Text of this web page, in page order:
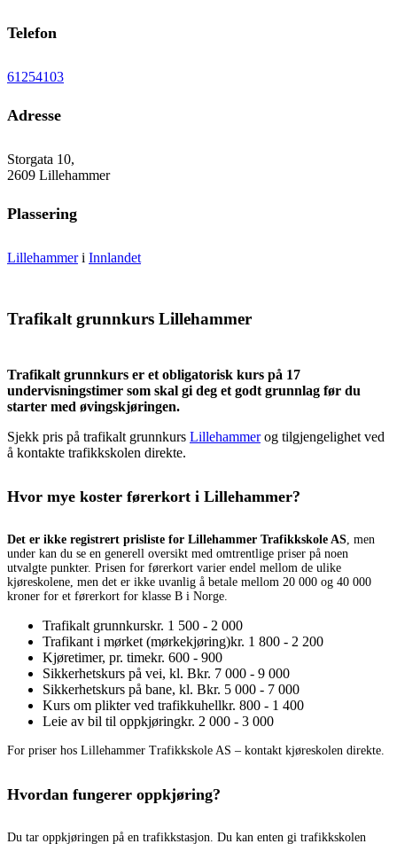
Telefon
61254103
Adresse
Storgata 10,
2609 Lillehammer
Plassering
Lillehammeri Innlandet
Trafikalt grunnkurs Lillehammer
Trafikalt grunnkurs er et obligatorisk kurs på 17
undervisningstimer som skal gi deg et godt grunnlag før du
starter med øvingskjøringen.
Sjekk pris på trafikalt grunnkurs Lillehammerog tilgjengelighet ved
å kontakte trafikkskolen direkte.
Hvor mye koster førerkort i Lillehammer?
Det er ikke registrert prisliste for Lillehammer Trafikkskole AS, men
under kan du se en generell oversikt med omtrentlige priser på noen
utvalgte punkter. Prisen for førerkort varier endel mellom de ulike
kjøreskolene, men det er ikke uvanlig å betale mellom 20 000 og 40 000
kroner for et førerkort for klasse B i Norge.
Trafikalt grunnkurskr. 1 500 - 2 000
Trafikant i mørket (mørkekjøring)kr. 1 800 - 2 200
Kjøretimer, pr. timekr. 600 - 900
Sikkerhetskurs på vei, kl. Bkr. 7 000 - 9 000
Sikkerhetskurs på bane, kl. Bkr. 5 000 - 7 000
Kurs om plikter ved trafikkuhellkr. 800 - 1 400
Leie av bil til oppkjøringkr. 2 000 - 3 000
For priser hos Lillehammer Trafikkskole AS – kontakt kjøreskolen direkte.
Hvordan fungerer oppkjøring?
Du tar oppkjøringen på en trafikkstasjon. Du kan enten gi trafikkskolen